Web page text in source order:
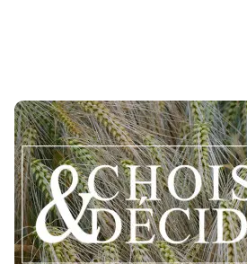
Conduite des orges d'hiver :
réussir ses interventions au
Retrouvez les préconisations en
azotée et de protection des orges...
12 DÉC. 2025